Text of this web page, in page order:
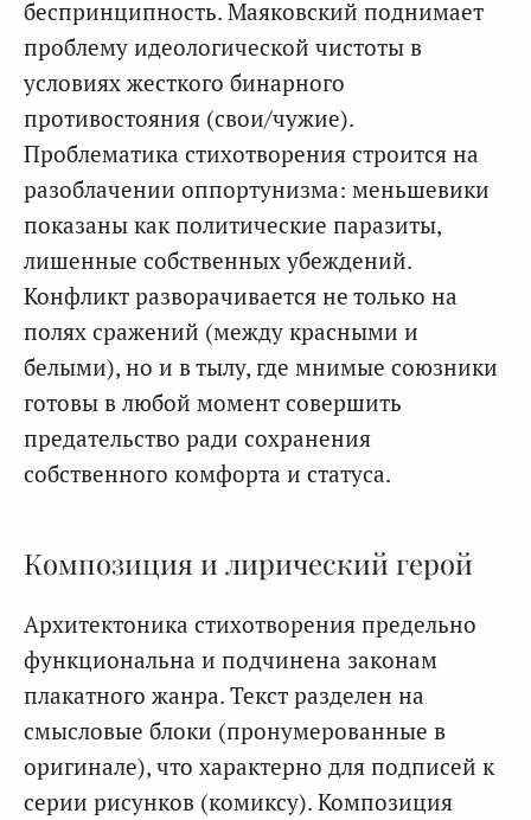
беспринципность. Маяковский поднимает
проблему идеологической чистоты в
условиях жесткого бинарного
противостояния (свои/чужие).
Проблематика стихотворения строится на
разоблачении оппортунизма: меньшевики
показаны как политические паразиты,
лишенные собственных убеждений.
Конфликт разворачивается не только на
полях сражений (между красными и
белыми), но и в тылу, где мнимые союзники
готовы в любой момент совершить
предательство ради сохранения
собственного комфорта и статуса.
Композиция и лирический герой
Архитектоника стихотворения предельно
функциональна и подчинена законам
плакатного жанра. Текст разделен на
смысловые блоки (пронумерованные в
оригинале), что характерно для подписей к
серии рисунков (комиксу). Композиция